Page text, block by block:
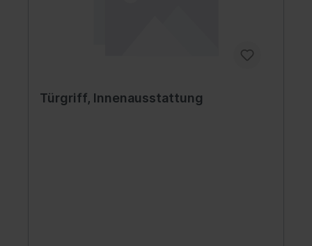
Türgriff, Innenausstattung